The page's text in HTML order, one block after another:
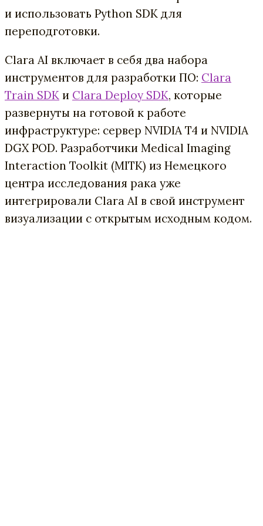
и использовать Python SDK для
переподготовки.
Clara AI включает в себя два набора
инструментов для разработки ПО: Clara
Train SDK и Clara Deploy SDK, которые
развернуты на готовой к работе
инфраструктуре: сервер NVIDIA T4 и NVIDIA
DGX POD. Разработчики Medical Imaging
Interaction Toolkit (MITK) из Немецкого
центра исследования рака уже
интегрировали Clara AI в свой инструмент
визуализации с открытым исходным кодом.